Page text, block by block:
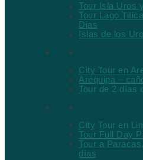
Tour Isla Uros
Tour Lago
Dias
Islas de los
City Tour en
Arequipa –
Tour de 2 días
City Tour en
Tour Full Day
Tour a
días